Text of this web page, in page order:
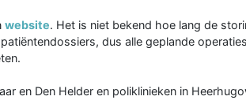
website. Het is niet bekend hoe lang de
dus alle geplande
en Den Helder en poliklinieken in